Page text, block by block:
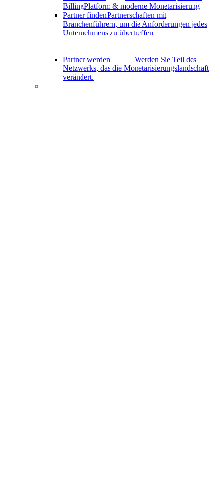
BillingPlatform & moderne Monetarisierung
Partner findenPartnerschaften mit
Branchenführern, um die Anforderungen jedes
Unternehmens zu übertreffen
Partner werden
Werden Sie Teil des
Netzwerks, das die Monetarisierungslandschaft
verändert.